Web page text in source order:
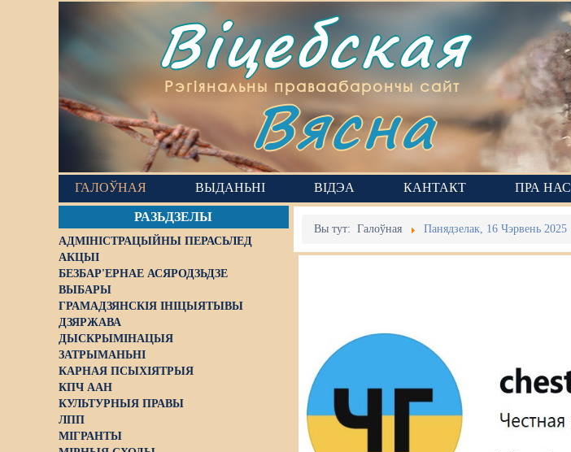
Віцебская
Рэгіянальны праваабарончы сайт
Вясна
ГАЛОЎНАЯ ВЫДАНЬНІ ВІДЭА КАНТАКТ ПРА НАС
РАЗЬДЗЕЛЫ
АДМІНІСТРАЦЫЙНЫ ПЕРАСЬЛЕД
АКЦЫІ
БЕЗБАР'ЕРНАЕ АСЯРОДЗЬДЗЕ
ВЫБАРЫ
ГРАМАДЗЯНСКІЯ ІНІЦЫЯТЫВЫ
ДЗЯРЖАВА
ДЫСКРЫМІНАЦЫЯ
ЗАТРЫМАНЬНІ
КАРНАЯ ПСЫХІЯТРЫЯ
КПЧ ААН
КУЛЬТУРНЫЯ ПРАВЫ
ЛПП
МІГРАНТЫ
Вы тут:Галоўная Панядзелак, 16 Чэрвень 2025